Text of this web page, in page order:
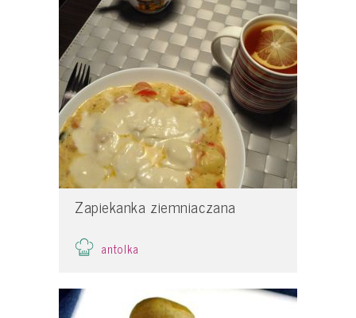
Zapiekanka ziemniaczana
antolka